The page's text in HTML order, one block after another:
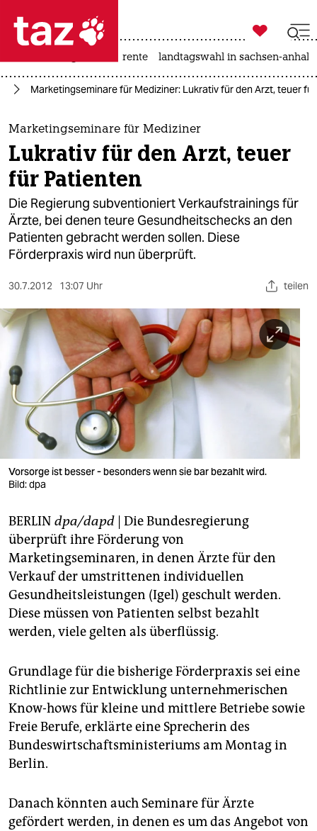
 taz zahl ich
taz zahl ich
themen
politik
öko
gesellschaft
kultur
sport
berlin
nord
wahrheit
verlag
verlag
veranstaltungen
fragen & hilfe
unterstützen
abo
genossenschaft
epaper login

taz zahl ich
rente landtagswahl in sachsen-anhalt
Marketingseminare für Mediziner: Lukrativ für den Arzt, teuer
Marketingseminare für Mediziner
Lukrativ für den Arzt, teuer
für Patienten
Die Regierung subventioniert Verkaufstrainings für
Ärzte, bei denen teure Gesundheitschecks an den
Patienten gebracht werden sollen. Diese
Förderpraxis wird nun überprüft.
30.7.2012 13:07 Uhr teilen
Vorsorge ist besser - besonders wenn sie bar bezahlt wird.
Bild: dpa
BERLIN dpa/dapd | Die Bundesregierung
überprüft ihre Förderung von
Marketingseminaren, in denen Ärzte für den
Verkauf der umstrittenen individuellen
Gesundheitsleistungen (Igel) geschult werden.
Diese müssen von Patienten selbst bezahlt
werden, viele gelten als überflüssig.
Grundlage für die bisherige Förderpraxis sei eine
Richtlinie zur Entwicklung unternehmerischen
Know-hows für kleine und mittlere Betriebe sowie
Freie Berufe, erklärte eine Sprecherin des
Bundeswirtschaftsministeriums am Montag in
Berlin.
Danach könnten auch Seminare für Ärzte
gefördert werden, in denen es um das Angebot von